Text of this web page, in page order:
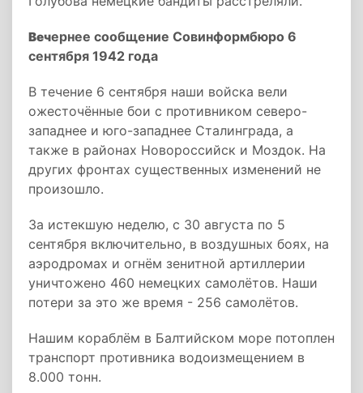
Вечернее сообщение Совинформбюро 6
сентября 1942 года
В течение 6 сентября наши войска вели
ожесточённые бои с противником северо-
западнее и юго-западнее Сталинграда, а
также в районах Новороссийск и Моздок. На
других фронтах существенных изменений не
произошло.
За истекшую неделю, с 30 августа по 5
сентября включительно, в воздушных боях, на
аэродромах и огнём зенитной артиллерии
уничтожено 460 немецких самолётов. Наши
потери за это же время - 256 самолётов.
Нашим кораблём в Балтийском море потоплен
транспорт противника водоизмещением в
8.000 тонн.